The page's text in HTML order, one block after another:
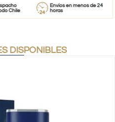
Envíos en menos de 24
horas
DISPONIBLES